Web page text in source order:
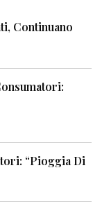
Continuano
“Pioggia Di